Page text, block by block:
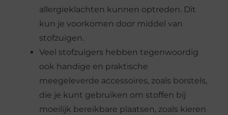
allergieklachten kunnen optreden. Dit
kun je voorkomen door middel van
stofzuigen.
Veel stofzuigers hebben tegenwoordig
ook handige en praktische
meegeleverde accessoires, zoals borstels,
die je kunt gebruiken om stoffen bij
moeilijk bereikbare plaatsen, zoals kieren